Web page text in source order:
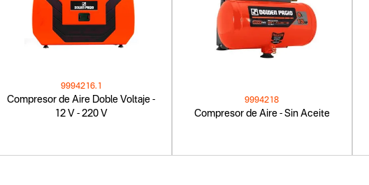
Compresor de Aire Doble Voltaje -
12 V - 220 V
9994216.1
Compresor de Aire - Sin Aceite
9994218